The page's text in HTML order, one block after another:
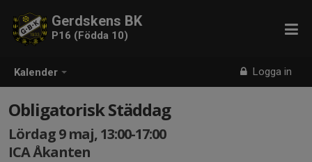
Kalender Logga in
Gerdskens BK
P16 (Födda 10)
Obligatorisk Städdag
Lördag 9 maj, 13:00-17:00
ICA Åkanten